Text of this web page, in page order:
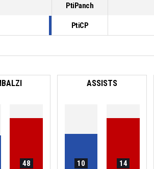
PtiPanch
PtiCP
48
ASSISTS
10 14